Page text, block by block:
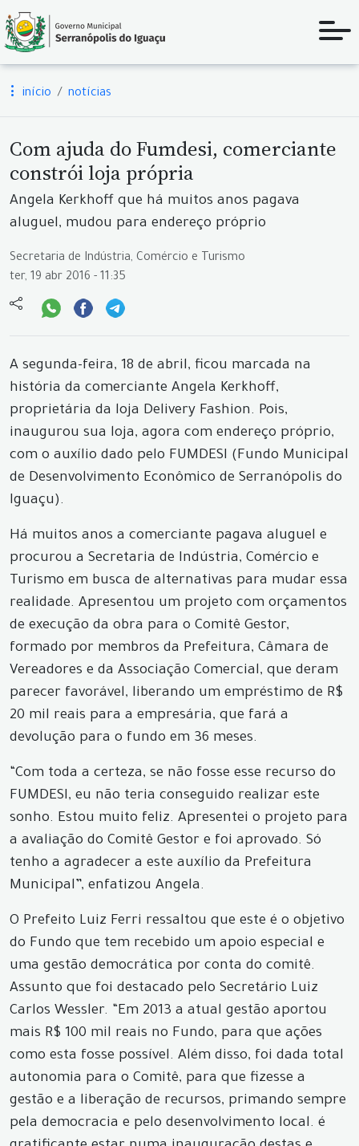
início notícias
Com ajuda do Fumdesi, comerciante
constrói loja própria
Angela Kerkhoff que há muitos anos pagava
aluguel, mudou para endereço próprio
Secretaria de Indústria, Comércio e Turismo
ter, 19 abr 2016 - 11:35
A segunda-feira, 18 de abril, ficou marcada na
história da comerciante Angela Kerkhoff,
proprietária da loja Delivery Fashion. Pois,
inaugurou sua loja, agora com endereço próprio,
com o auxílio dado pelo FUMDESI (Fundo Municipal
de Desenvolvimento Econômico de Serranópolis do
Iguaçu).
Há muitos anos a comerciante pagava aluguel e
procurou a Secretaria de Indústria, Comércio e
Turismo em busca de alternativas para mudar essa
realidade. Apresentou um projeto com orçamentos
de execução da obra para o Comitê Gestor,
formado por membros da Prefeitura, Câmara de
Vereadores e da Associação Comercial, que deram
parecer favorável, liberando um empréstimo de R$
20 mil reais para a empresária, que fará a
devolução para o fundo em 36 meses.
“Com toda a certeza, se não fosse esse recurso do
FUMDESI, eu não teria conseguido realizar este
sonho. Estou muito feliz. Apresentei o projeto para
a avaliação do Comitê Gestor e foi aprovado. Só
tenho a agradecer a este auxílio da Prefeitura
Municipal”, enfatizou Angela.
O Prefeito Luiz Ferri ressaltou que este é o objetivo
do Fundo que tem recebido um apoio especial e
uma gestão democrática por conta do comitê.
Assunto que foi destacado pelo Secretário Luiz
Carlos Wessler. “Em 2013 a atual gestão aportou
mais R$ 100 mil reais no Fundo, para que ações
como esta fosse possível. Além disso, foi dada total
autonomia para o Comitê, para que fizesse a
gestão e a liberação de recursos, primando sempre
pela democracia e pelo desenvolvimento local. é